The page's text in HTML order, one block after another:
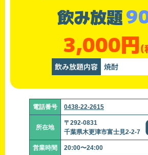
飲み放題
3,000円(
飲み放題内容 焼酎
電話番号 0438-22-2615
所在地
〒292-0831
千葉県木更津市富士見2-2-7
営業時間 20:00〜24:00